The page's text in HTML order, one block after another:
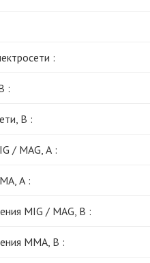
:
:
В :
/ MAG, А :
А :
MIG / MAG, В :
MMA, В :